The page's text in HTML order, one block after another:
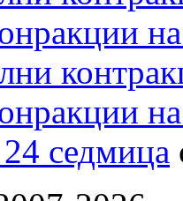
седмица